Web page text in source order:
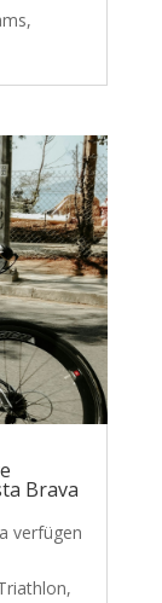
Brava
verfügen